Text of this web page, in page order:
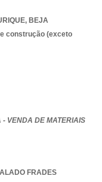
, BEJA
construção (exceto
- VENDA DE MATERIAIS
FRADES